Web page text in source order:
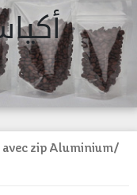
avec zip Aluminium/